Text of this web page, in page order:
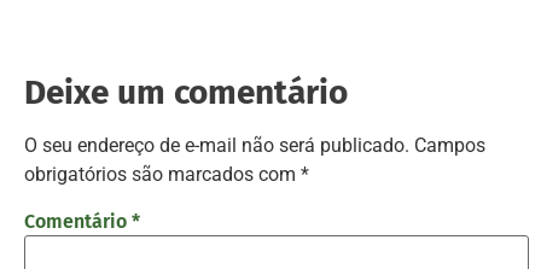
Deixe um comentário
O seu endereço de e-mail não será publicado. Campos
obrigatórios são marcados com *
Comentário *